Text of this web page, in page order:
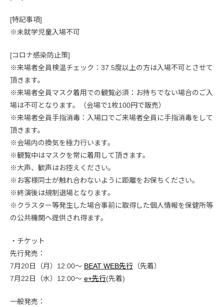
[特記事項]
※未就学児童入場不可
[コロナ感染防止策]
※来場者全員検温チェック：37.5度以上の方は入場不可とさせて
頂きます。
※来場者全員マスク着用での観覧必須：お持ちでない場合のご入
場は不可となります。（会場で1枚100円で販売）
※来場者全員手指消毒：入場口でご来場者全員に手指消毒をして
頂きます。
※会場内の換気を極力行います。
※観覧中はマスクを常に着用して頂きます。
※大声、歓声はお控えください。
※お客様同士が触れ合わないように距離をお保ちください。
※終演後は規制退場となります。
※クラスター等発生した場合事前に取得した個人情報を保健所等
の公共機関へ提供され得ます。
・チケット
先行発売：
7月20日（月）12:00～ BEAT WEB先行 （先着）
7月22日（水）12:00～ e+先行(先着)
一般発売：